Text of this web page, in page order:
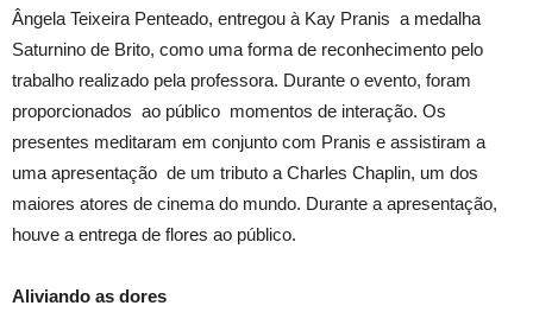
Ângela Teixeira Penteado, entregou à Kay Pranis a medalha
Saturnino de Brito, como uma forma de reconhecimento pelo
trabalho realizado pela professora. Durante o evento, foram
proporcionados ao público momentos de interação. Os
presentes meditaram em conjunto com Pranis e assistiram a
uma apresentação de um tributo a Charles Chaplin, um dos
maiores atores de cinema do mundo. Durante a apresentação,
houve a entrega de flores ao público.
Aliviando as dores